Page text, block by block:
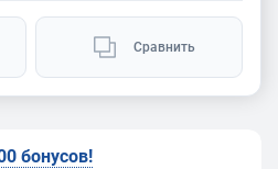
Сравнить
бонусов!